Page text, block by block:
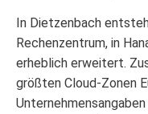
In Dietzenbach
Rechenzentrum, in
erheblich erweitert.
größten Cloud-Zonen